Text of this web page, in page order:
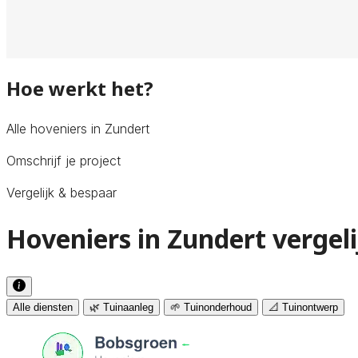
Hoe werkt het?
Alle hoveniers in Zundert
Omschrijf je project
Vergelijk & bespaar
Hoveniers in Zundert
Alle diensten 🌿 Tuinaanleg 🌱 Tuinonderhoud 📐 Tuinontwerp